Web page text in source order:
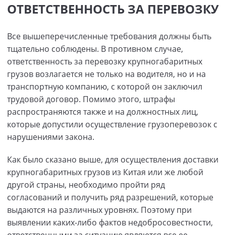
ОТВЕТСТВЕННОСТЬ ЗА ПЕРЕВОЗКУ
Все вышеперечисленные требования должны быть
тщательно соблюдены. В противном случае,
ответственность за перевозку крупногабаритных
грузов возлагается не только на водителя, но и на
транспортную компанию, с которой он заключил
трудовой договор. Помимо этого, штрафы
распространяются также и на должностных лиц,
которые допустили осуществление грузоперевозок с
нарушениями закона.
Как было сказано выше, для осуществления доставки
крупногабаритных грузов из Китая или же любой
другой страны, необходимо пройти ряд
согласований и получить ряд разрешений, которые
выдаются на различных уровнях. Поэтому при
выявлении каких-либо фактов недобросовестности,